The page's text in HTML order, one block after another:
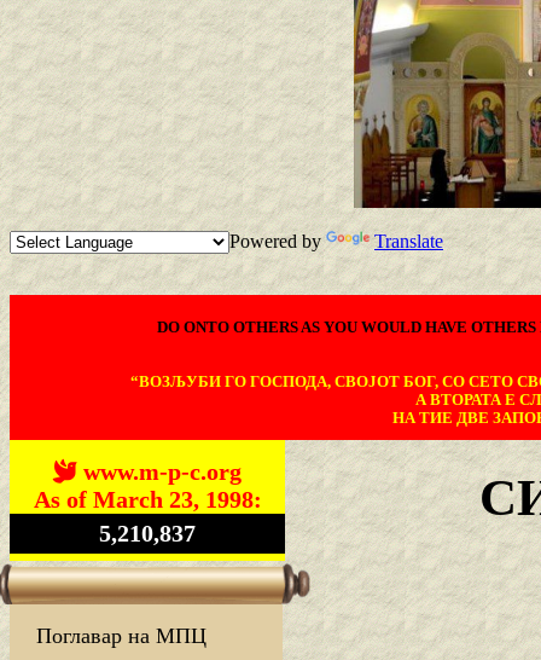
Powered by Translate
DO ONTO OTHERS AS YOU WOULD HAVE
“ВОЗЉУБИ ГО ГОСПОДА, СВОЈОТ БОГ, СО СЕТО
А ВТОРАТА Е
НА ТИЕ ДВЕ
www.m-p-c.org
As of March 23, 1998:
5,210,837
Поглавар на МПЦ